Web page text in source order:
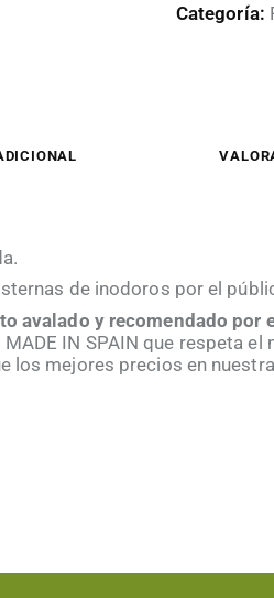
Categoría:
de inodoros por el
avalado y recomendado por
IN SPAIN que respeta el
los mejores precios en